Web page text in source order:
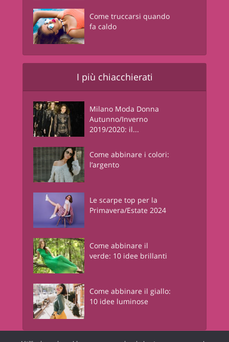
Come truccarsi quando
fa caldo
I più chiacchierati
Milano Moda Donna
Autunno/Inverno
2019/2020: il...
Come abbinare i colori:
l’argento
Le scarpe top per la
Primavera/Estate 2024
Come abbinare il
verde: 10 idee brillanti
Come abbinare il giallo:
10 idee luminose